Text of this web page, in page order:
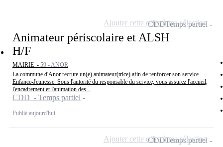
Animateur périscolaire et ALSH
H/F
MAIRIE - 59 - ANOR
La commune d'Anor recrute un(e) animateur(trice) afin de renforcer son service
Enfance-Jeunesse. Sous l'autorité du responsable du service, vous assurez l'accueil,
l'encadrement et l'animation des...
CDD - Temps partiel
Publié aujourd'hui
CDDTemps partiel
Ajouter cette offre à ma sélection
CDDTemps partiel
Ajouter cette offre à ma sélection